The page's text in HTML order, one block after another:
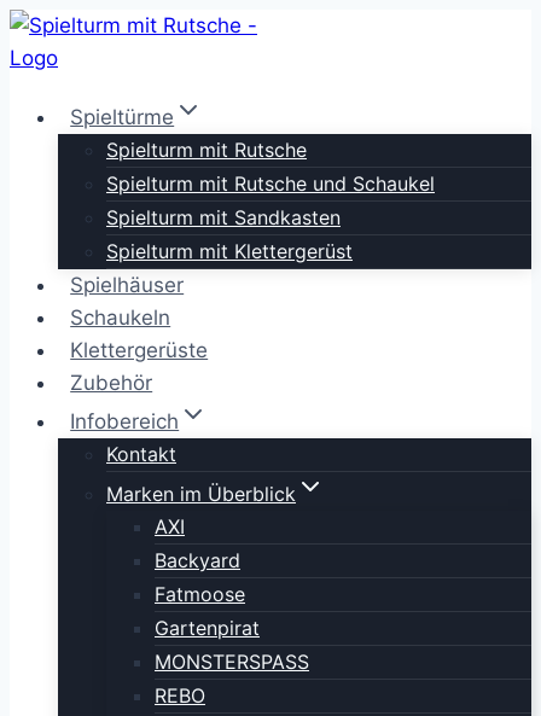
Zum
Inhalt
Spieltürme
Spielturm mit Rutsche
Spielturm mit Rutsche und Schaukel
Spielturm mit Sandkasten
Spielturm mit Klettergerüst
Spielhäuser
Schaukeln
Klettergerüste
Zubehör
Infobereich
Kontakt
Marken im Überblick
AXI
Backyard
Fatmoose
Gartenpirat
MONSTERSPASS
REBO